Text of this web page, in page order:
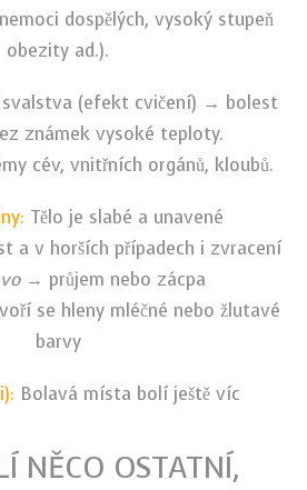
dospělých, vysoký stupeň
obezity ad.).
svalstva (efekt cvičení) → bolest
známek vysoké teploty.
cév, vnitřních orgánů, kloubů.
Tělo je slabé a unavené
v horších případech i zvracení
→ průjem nebo zácpa
se hleny mléčné nebo žlutavé
barvy
Bolavá místa bolí ještě víc
NĚCO OSTATNÍ,